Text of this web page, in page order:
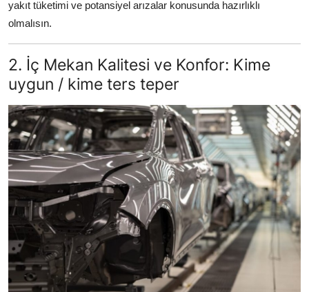
yakıt tüketimi ve potansiyel arızalar konusunda hazırlıklı
olmalısın.
2. İç Mekan Kalitesi ve Konfor: Kime
uygun / kime ters teper